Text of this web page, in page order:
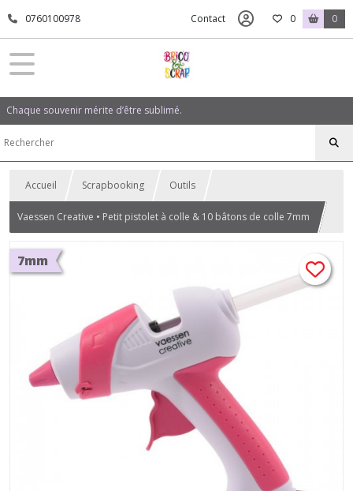
0760100978 Contact 0 0
Chaque souvenir mérite d’être sublimé.
Accueil Scrapbooking Outils
Vaessen Creative • Petit pistolet à colle & 10 bâtons de colle 7mm
7mm